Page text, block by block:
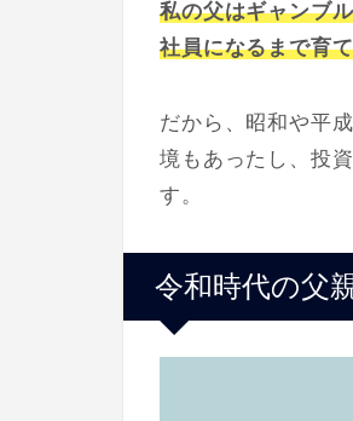
私の父はギャンブ
社員になるまで育
だから、昭和や平
境もあったし、投
す。
令和時代の父